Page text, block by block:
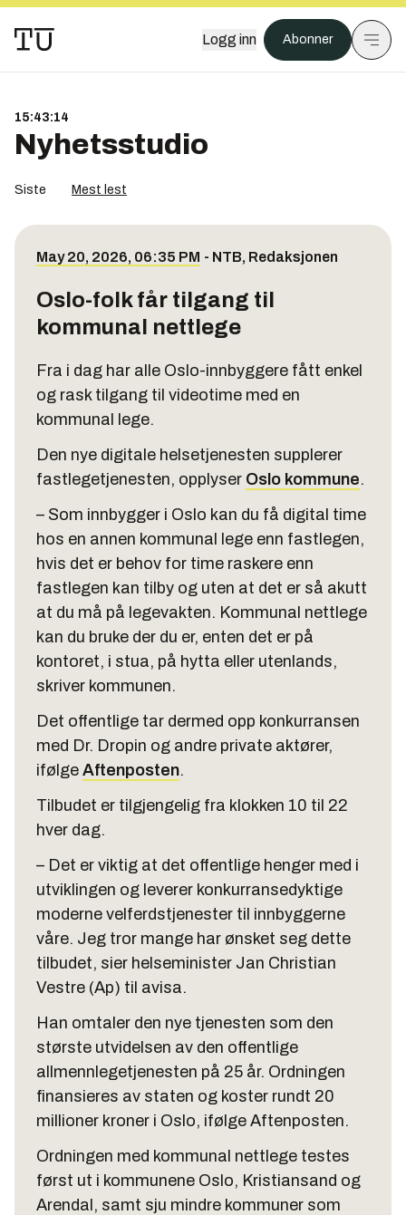
Logg inn Abonner
15:43:14
Nyhetsstudio
Siste Mest lest
May 20, 2026, 06:35 PM - NTB, Redaksjonen
Oslo-folk får tilgang til
kommunal nettlege
Fra i dag har alle Oslo-innbyggere fått enkel
og rask tilgang til videotime med en
kommunal lege.
Den nye digitale helsetjenesten supplerer
fastlegetjenesten, opplyser Oslo kommune.
– Som innbygger i Oslo kan du få digital time
hos en annen kommunal lege enn fastlegen,
hvis det er behov for time raskere enn
fastlegen kan tilby og uten at det er så akutt
at du må på legevakten. Kommunal nettlege
kan du bruke der du er, enten det er på
kontoret, i stua, på hytta eller utenlands,
skriver kommunen.
Det offentlige tar dermed opp konkurransen
med Dr. Dropin og andre private aktører,
ifølge Aftenposten.
Tilbudet er tilgjengelig fra klokken 10 til 22
hver dag.
– Det er viktig at det offentlige henger med i
utviklingen og leverer konkurransedyktige
moderne velferdstjenester til innbyggerne
våre. Jeg tror mange har ønsket seg dette
tilbudet, sier helseminister Jan Christian
Vestre (Ap) til avisa.
Han omtaler den nye tjenesten som den
største utvidelsen av den offentlige
allmennlegetjenesten på 25 år. Ordningen
finansieres av staten og koster rundt 20
millioner kroner i Oslo, ifølge Aftenposten.
Ordningen med kommunal nettlege testes
først ut i kommunene Oslo, Kristiansand og
Arendal, samt sju mindre kommuner som